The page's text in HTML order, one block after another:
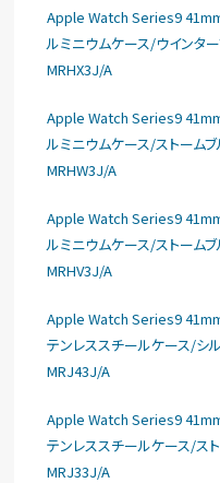
Apple Watch Series9
ルミニウムケース/ウインタ
MRHX3J/A
Apple Watch Series9
ルミニウムケース/ストーム
MRHW3J/A
Apple Watch Series9
ルミニウムケース/ストーム
MRHV3J/A
Apple Watch Series9
テンレススチールケース/シ
MRJ43J/A
Apple Watch Series9
テンレススチールケース/ス
MRJ33J/A